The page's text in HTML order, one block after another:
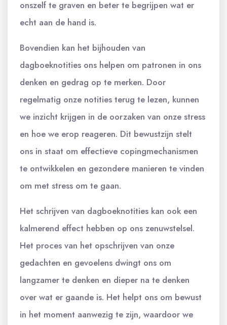
onszelf te graven en beter te begrijpen wat er
echt aan de hand is.
Bovendien kan het bijhouden van
dagboeknotities ons helpen om patronen in ons
denken en gedrag op te merken. Door
regelmatig onze notities terug te lezen, kunnen
we inzicht krijgen in de oorzaken van onze stress
en hoe we erop reageren. Dit bewustzijn stelt
ons in staat om effectieve copingmechanismen
te ontwikkelen en gezondere manieren te vinden
om met stress om te gaan.
Het schrijven van dagboeknotities kan ook een
kalmerend effect hebben op ons zenuwstelsel.
Het proces van het opschrijven van onze
gedachten en gevoelens dwingt ons om
langzamer te denken en dieper na te denken
over wat er gaande is. Het helpt ons om bewust
in het moment aanwezig te zijn, waardoor we